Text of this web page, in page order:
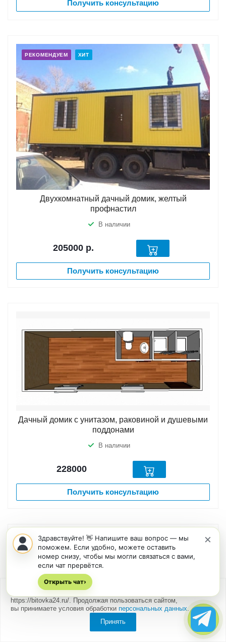
Получить консультацию
РЕКОМЕНДУЕМ ХИТ
Двухкомнатный дачный домик, желтый
профнастил
В наличии
205000 р.
Получить консультацию
Дачный домик с унитазом, раковиной и душевыми
поддонами
В наличии
228000
Получить консультацию
используем cookiesдля быстрой и удобной работы сайта
https://bitovka24.ru/. Продолжая пользоваться сайтом,
вы принимаете условия обработки персональных данных.
Принять
×
Здравствуйте! 👋 Напишите ваш вопрос — мы
поможем. Если удобно, можете оставить
номер снизу, чтобы мы могли связаться с вами,
если чат прервётся.
Открыть чат›